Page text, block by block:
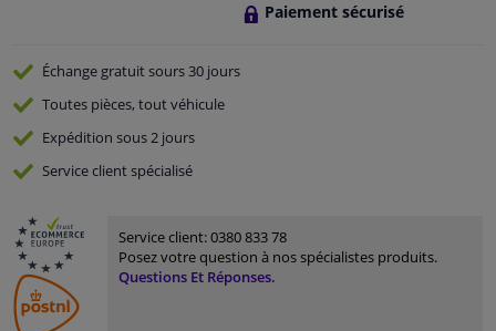
Paiement sécurisé
Échange gratuitsours 30 jours
Toutes pièces, tout véhicule
Expédition sous 2 jours
Serviceclient spécialisé
Service client:0380 833 78
Posez votre question à nos spécialistes produits.
Questions Et Réponses.